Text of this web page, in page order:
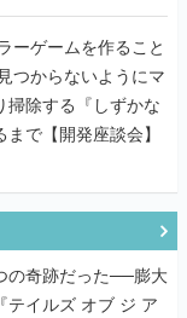
ーゲームを作ること
掃除する『しずかな
で【開発座談会】
の奇跡だった──膨大
テイルズ オブ ジ ア